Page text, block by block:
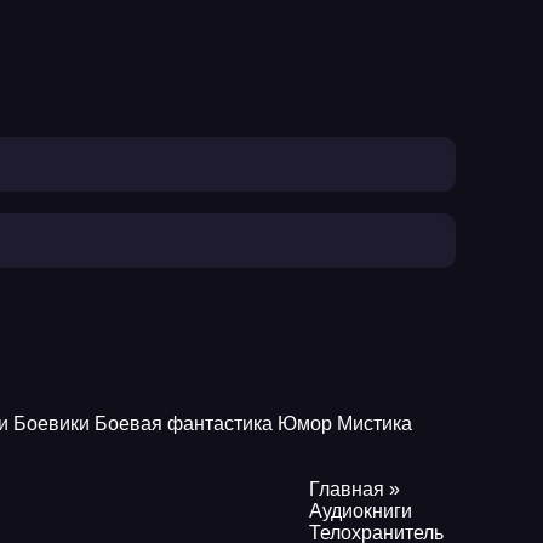
Боевики Боевая фантастика Юмор Мистика
Главная »
Аудиокниги
Телохранитель